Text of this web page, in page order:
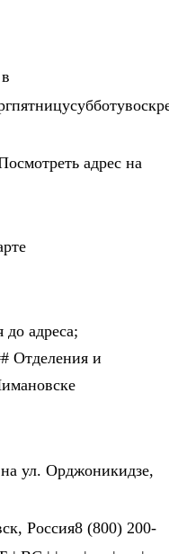
адрес на
адреса;
Отделения и
ул. Орджоникидзе,
Россия8 (800) 200-